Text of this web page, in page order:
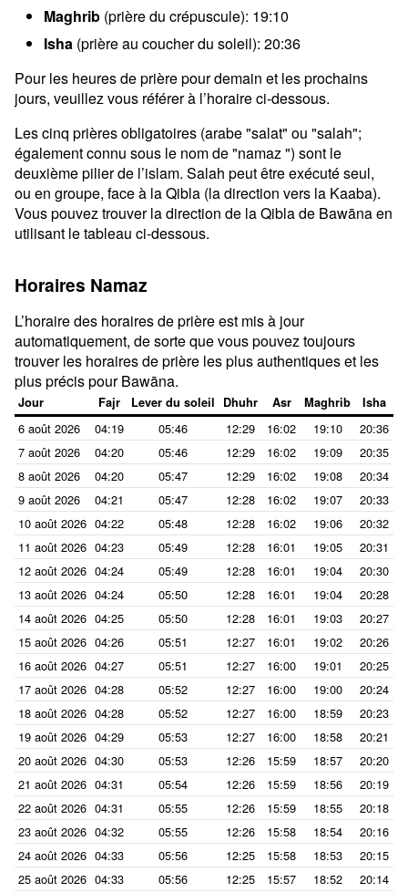
Maghrib (prière du crépuscule): 19:10
Isha (prière au coucher du soleil): 20:36
Pour les heures de prière pour demain et les prochains
jours, veuillez vous référer à l’horaire ci-dessous.
Les cinq prières obligatoires (arabe "salat" ou "salah";
également connu sous le nom de "namaz ") sont le
deuxième pilier de l’islam. Salah peut être exécuté seul,
ou en groupe, face à la Qibla (la direction vers la Kaaba).
Vous pouvez trouver la direction de la Qibla de Bawāna en
utilisant le tableau ci-dessous.
Horaires Namaz
L’horaire des horaires de prière est mis à jour
automatiquement, de sorte que vous pouvez toujours
trouver les horaires de prière les plus authentiques et les
plus précis pour Bawāna.
Jour Fajr Lever du soleil Dhuhr Asr Maghrib Isha
6 août 2026 04:19 05:46 12:29 16:02 19:10
20:36
7 août 2026
04:20 05:46 12:29 16:02 19:09
20:35
8 août 2026
04:20 05:47 12:29 16:02 19:08
20:34
9 août 2026
04:21 05:47 12:28 16:02 19:07
20:33
10 août 2026 04:22 05:48 12:28 16:02 19:06
20:32
11 août 2026 04:23 05:49 12:28 16:01 19:05
20:31
12 août 2026 04:24 05:49 12:28 16:01 19:04
20:30
13 août 2026 04:24 05:50 12:28 16:01 19:04
20:28
14 août 2026 04:25 05:50 12:28 16:01 19:03
20:27
15 août 2026 04:26 05:51 12:27 16:01 19:02
20:26
16 août 2026 04:27 05:51 12:27 16:00 19:01
20:25
17 août 2026 04:28 05:52 12:27 16:00 19:00
20:24
18 août 2026 04:28 05:52 12:27 16:00 18:59
20:23
19 août 2026 04:29 05:53 12:27 16:00 18:58
20:21
20 août 2026 04:30 05:53 12:26 15:59 18:57
20:20
21 août 2026 04:31 05:54 12:26 15:59 18:56
20:19
22 août 2026 04:31 05:55 12:26 15:59 18:55
20:18
23 août 2026 04:32 05:55 12:26 15:58 18:54
20:16
24 août 2026 04:33 05:56 12:25 15:58 18:53
20:15
25 août 2026 04:33 05:56 12:25 15:57 18:52
20:14